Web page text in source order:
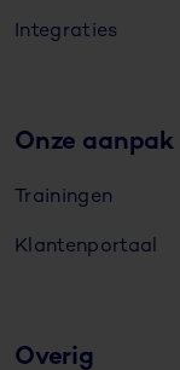
Integraties
Onze aanpak
Trainingen
Klantenportaal
Overig